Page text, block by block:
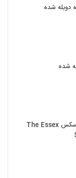
دوبله شده
شده
تریلر سریال مار اسکس The Essex